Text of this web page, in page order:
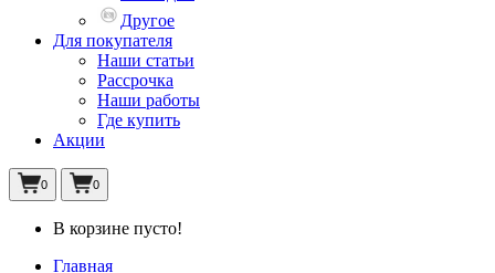
Другое
Для покупателя
Наши статьи
Рассрочка
Наши работы
Где купить
Акции
0 0
В корзине пусто!
Главная